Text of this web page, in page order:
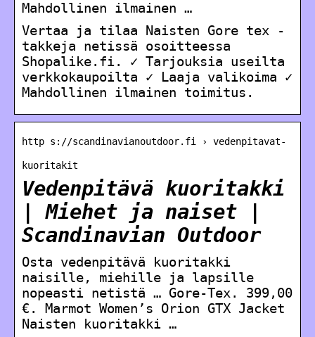
Mahdollinen ilmainen …
Vertaa ja tilaa Naisten Gore tex -
takkeja netissä osoitteessa
Shopalike.fi. ✓ Tarjouksia useilta
verkkokaupoilta ✓ Laaja valikoima ✓
Mahdollinen ilmainen toimitus.
http s://scandinavianoutdoor.fi › vedenpitavat-
kuoritakit
Vedenpitävä kuoritakki
| Miehet ja naiset |
Scandinavian Outdoor
Osta vedenpitävä kuoritakki
naisille, miehille ja lapsille
nopeasti netistä … Gore-Tex. 399,00
€. Marmot Women’s Orion GTX Jacket
Naisten kuoritakki …